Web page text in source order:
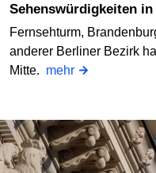
Sehenswürdigkeiten
Fernsehturm,
anderer Berliner Bezirk
Mitte. mehr